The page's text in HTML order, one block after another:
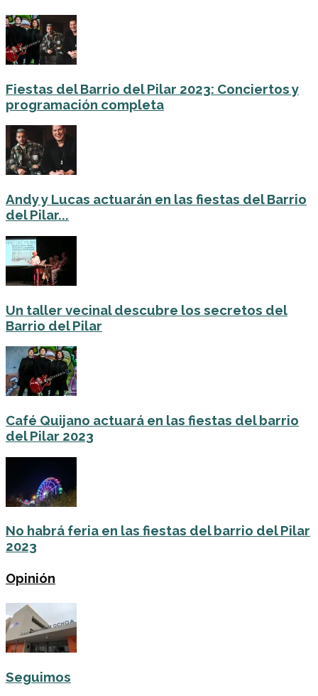
Fiestas del Barrio del Pilar 2023: Conciertos y
programación completa
Andy y Lucas actuarán en las fiestas del Barrio
del Pilar...
Un taller vecinal descubre los secretos del
Barrio del Pilar
Café Quijano actuará en las fiestas del barrio
del Pilar 2023
No habrá feria en las fiestas del barrio del Pilar
2023
Opinión
Seguimos